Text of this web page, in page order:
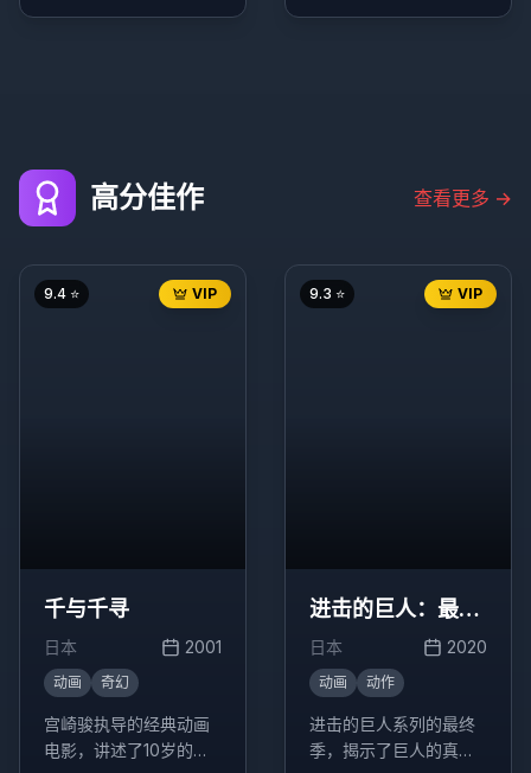
高分佳作 查看更多 →
VIP
9.4 ⭐
千与千寻
日本 2001
动画 奇幻
宫崎骏执导的经典动画
电影，讲述了10岁的少
VIP
9.3 ⭐
进击的巨人：最终
季
日本 2020
动画 动作
进击的巨人系列的最终
季，揭示了巨人的真相